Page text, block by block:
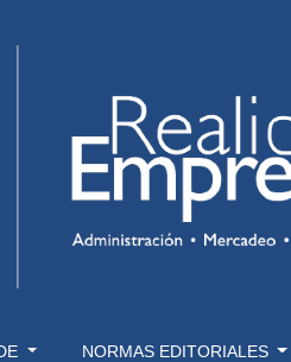
NORMAS EDITORIALES